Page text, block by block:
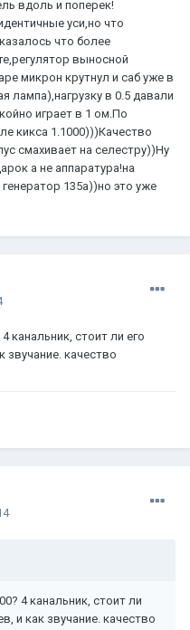
вдоль и поперек!
уси,но что
что более
выносной
микрон крутнул и саб уже в
лампа),нагрузку в 0.5 давали
играет в 1 ом.По
кикса 1.1000)))Качество
смахивает на селестру))Ну
а не аппаратура!на
135а))но это уже
канальник, стоит ли его
звучание. качество
4 канальник, стоит ли
и как звучание. качество